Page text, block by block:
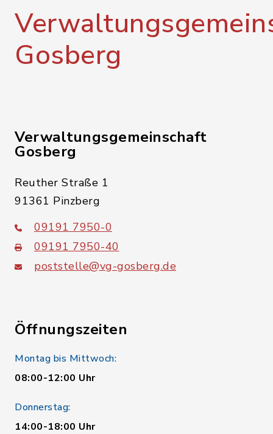
Gosberg
Verwaltungsgemeinschaft
Gosberg
Reuther Straße 1
91361 Pinzberg
09191 7950-0
09191 7950-40
poststelle@vg-gosberg.de
Öffnungszeiten
Montag bis Mittwoch:
08:00-12:00 Uhr
Donnerstag:
14:00-18:00 Uhr